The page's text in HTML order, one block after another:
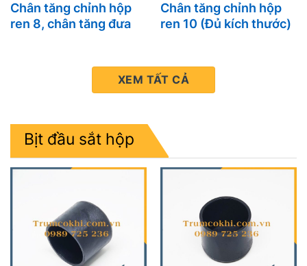
Chân tăng chỉnh hộp
ren 8, chân tăng đưa
Chân tăng chỉnh hộp
ren 10 (Đủ kích thước)
XEM TẤT CẢ
Bịt đầu sắt hộp